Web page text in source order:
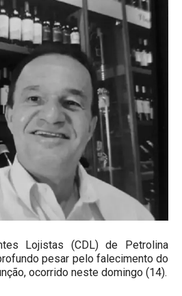
Lojistas (CDL) de Petrolina
pesar pelo falecimento do
ocorrido neste domingo (14).